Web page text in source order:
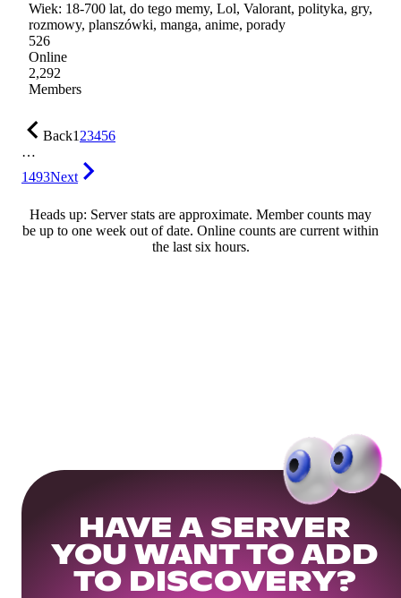
Wiek: 18-700 lat, do tego memy, Lol, Valorant, polityka, gry,
rozmowy, planszówki, manga, anime, porady
526
Online
2,292
Members
Back123456
…
1493Next
Heads up: Server stats are approximate. Member counts may
be up to one week out of date. Online counts are current within
the last six hours.
HAVE A SERVER
YOU WANT TO ADD
TO DISCOVERY?